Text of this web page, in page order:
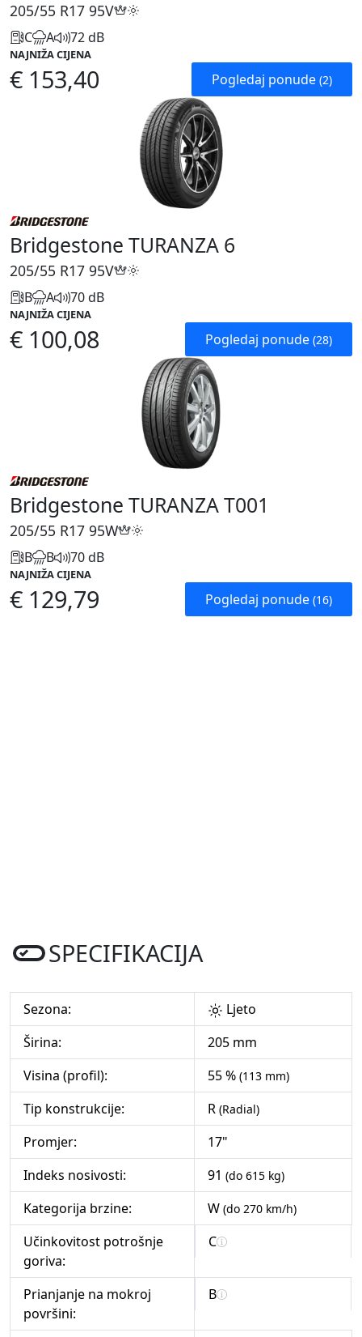
205/55 R17 95V
C A 72 dB
NAJNIŽA CIJENA
€ 153,40 Pogledaj ponude (2)
Bridgestone TURANZA 6
205/55 R17 95V
B A 70 dB
NAJNIŽA CIJENA
€ 100,08 Pogledaj ponude (28)
Bridgestone TURANZA T001
205/55 R17 95W
B B 70 dB
NAJNIŽA CIJENA
€ 129,79 Pogledaj ponude (16)
SPECIFIKACIJA
Sezona:
Ljeto
Širina:
205 mm
Visina (profil):
55 % (113 mm)
Tip konstrukcije: R (Radial)
Promjer:
17"
Indeks nosivosti:
91 (do 615 kg)
Kategorija brzine: W (do 270 km/h)
Učinkovitost potrošnje
goriva:
C
Prianjanje na mokroj
površini:
B